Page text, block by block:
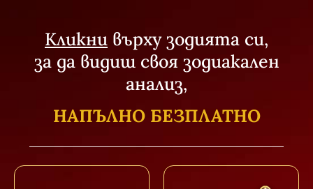
Кликни върху зодията си,
за да видиш своя зодиакален
анализ,
НАПЪЛНО БЕЗПЛАТНО